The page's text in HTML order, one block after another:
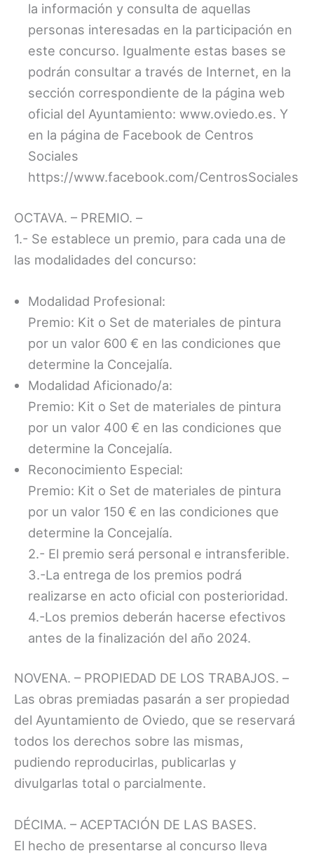
la información y consulta de aquellas
personas interesadas en la participación en
este concurso. Igualmente estas bases se
podrán consultar a través de Internet, en la
sección correspondiente de la página web
oficial del Ayuntamiento: www.oviedo.es. Y
en la página de Facebook de Centros
Sociales
https://www.facebook.com/CentrosSociales
OCTAVA. – PREMIO. –
1.- Se establece un premio, para cada una de
las modalidades del concurso:
Modalidad Profesional:
Premio: Kit o Set de materiales de pintura
por un valor 600 € en las condiciones que
determine la Concejalía.
Modalidad Aficionado/a:
Premio: Kit o Set de materiales de pintura
por un valor 400 € en las condiciones que
determine la Concejalía.
Reconocimiento Especial:
Premio: Kit o Set de materiales de pintura
por un valor 150 € en las condiciones que
determine la Concejalía.
2.- El premio será personal e intransferible.
3.-La entrega de los premios podrá
realizarse en acto oficial con posterioridad.
4.-Los premios deberán hacerse efectivos
antes de la finalización del año 2024.
NOVENA. – PROPIEDAD DE LOS TRABAJOS. –
Las obras premiadas pasarán a ser propiedad
del Ayuntamiento de Oviedo, que se reservará
todos los derechos sobre las mismas,
pudiendo reproducirlas, publicarlas y
divulgarlas total o parcialmente.
DÉCIMA. – ACEPTACIÓN DE LAS BASES.
El hecho de presentarse al concurso lleva